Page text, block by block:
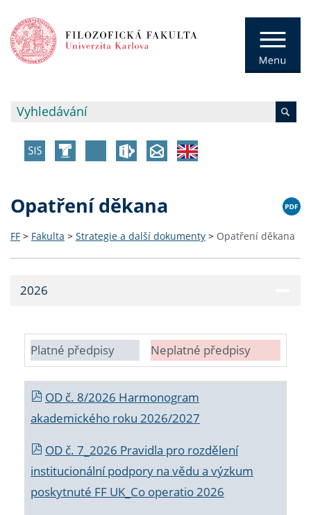
Opatření děkana
FF > Fakulta > Strategie a další dokumenty > Opatření děkana
2026
Platné předpisy Neplatné předpisy
OD č. 8/2026 Harmonogram
akademického roku 2026/2027
OD č. 7_2026 Pravidla pro rozdělení
institucionální podpory na vědu a výzkum
poskytnuté FF UK_Co operatio 2026